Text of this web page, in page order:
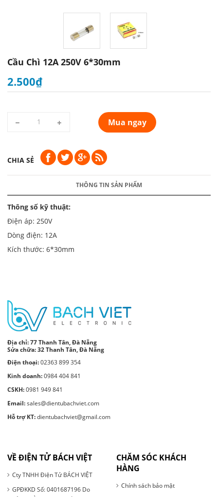
Cầu Chì 12A 250V 6*30mm
2.500₫
Mua ngay
CHIA SẺ
THÔNG TIN SẢN PHẨM
Thông số kỹ thuật:
Điện áp: 250V
Dòng điện: 12A
Kích thước: 6*30mm
Địa chỉ:77 Thanh Tân, Đà Nẵng
Sửa chữa: 32 Thanh Tân, Đà Nẵng
Điện thoại:02363 899 354
Kinh doanh:0984 404 841
CSKH:0981 949 841
Email:sales@dientubachviet.com
Hỗ trợ KT:dientubachviet@gmail.com
VỀ ĐIỆN TỬ BÁCH VIỆT
Cty TNHH Điện Tử BÁCH VIỆT
GPĐKKD Số: 0401687196 Do
CHĂM SÓC KHÁCH
HÀNG
Chính sách bảo mật